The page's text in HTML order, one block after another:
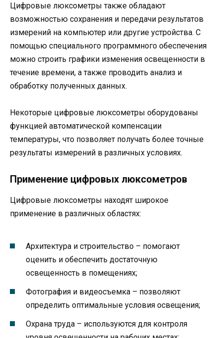
Цифровые люксометры также обладают
возможностью сохранения и передачи результатов
измерений на компьютер или другие устройства. С
помощью специального программного обеспечения
можно строить графики изменения освещенности в
течение времени, а также проводить анализ и
обработку полученных данных.
Некоторые цифровые люксометры оборудованы
функцией автоматической компенсации
температуры, что позволяет получать более точные
результаты измерений в различных условиях.
Применение цифровых люксометров
Цифровые люксометры находят широкое
применение в различных областях:
Архитектура и строительство – помогают
оценить и обеспечить достаточную
освещенность в помещениях;
Фотография и видеосъемка – позволяют
определить оптимальные условия освещения;
Охрана труда – используются для контроля